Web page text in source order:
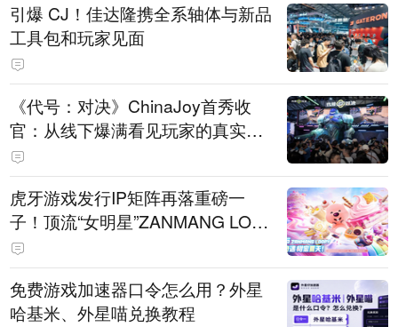
引爆 CJ！佳达隆携全系轴体与新品
工具包和玩家见面
《代号：对决》ChinaJoy首秀收
官：从线下爆满看见玩家的真实期
待
虎牙游戏发行IP矩阵再落重磅一
子！顶流“女明星”ZANMANG LOO
PY 正版3D消除手游《消消奇遇》
惊喜曝光
免费游戏加速器口令怎么用？外星
哈基米、外星喵兑换教程